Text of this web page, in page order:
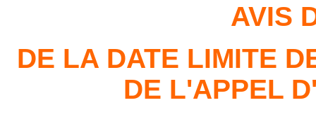
AVIS
DE LA DATE LIMITE
DE L'APPEL